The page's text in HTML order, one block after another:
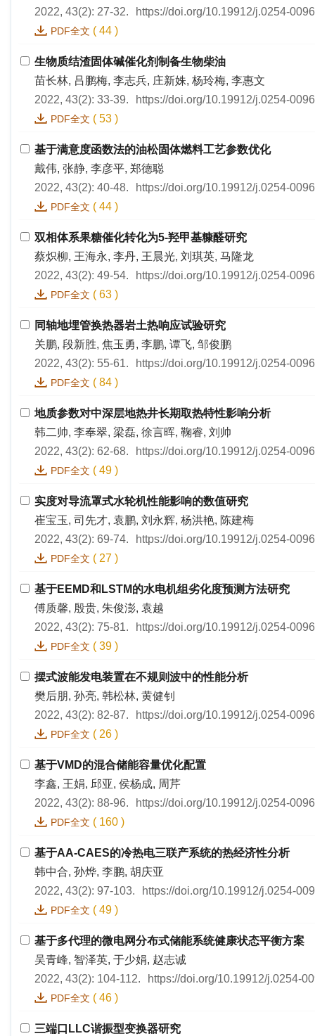
2022, 43(2): 27-32.
https://doi.org/10.19912/j.0254-
PDF全文 ( 44 )
生物质结渣固体碱催化剂制备生物柴油
苗长林, 吕鹏梅, 李志兵, 庄新姝, 杨玲梅, 李惠文
2022, 43(2): 33-39.
https://doi.org/10.19912/j.0254-
PDF全文 ( 53 )
基于满意度函数法的油松固体燃料工艺参数优化
戴伟, 张静, 李彦平, 郑德聪
2022, 43(2): 40-48.
https://doi.org/10.19912/j.0254-
PDF全文 ( 44 )
双相体系果糖催化转化为5-羟甲基糠醛研究
蔡炽柳, 王海永, 李丹, 王晨光, 刘琪英, 马隆龙
2022, 43(2): 49-54.
https://doi.org/10.19912/j.0254-
PDF全文 ( 63 )
同轴地埋管换热器岩土热响应试验研究
关鹏, 段新胜, 焦玉勇, 李鹏, 谭飞, 邹俊鹏
2022, 43(2): 55-61.
https://doi.org/10.19912/j.0254-
PDF全文 ( 84 )
地质参数对中深层地热井长期取热特性影响分析
韩二帅, 李奉翠, 梁磊, 徐言晖, 鞠睿, 刘帅
2022, 43(2): 62-68.
https://doi.org/10.19912/j.0254-
PDF全文 ( 49 )
实度对导流罩式水轮机性能影响的数值研究
崔宝玉, 司先才, 袁鹏, 刘永辉, 杨洪艳, 陈建梅
2022, 43(2): 69-74.
https://doi.org/10.19912/j.0254-
PDF全文 ( 27 )
基于EEMD和LSTM的水电机组劣化度预测方法研究
傅质馨, 殷贵, 朱俊澎, 袁越
2022, 43(2): 75-81.
https://doi.org/10.19912/j.0254-
PDF全文 ( 39 )
摆式波能发电装置在不规则波中的性能分析
樊后朋, 孙亮, 韩松林, 黄健钊
2022, 43(2): 82-87.
https://doi.org/10.19912/j.0254-
PDF全文 ( 26 )
基于VMD的混合储能容量优化配置
李鑫, 王娟, 邱亚, 侯杨成, 周芹
2022, 43(2): 88-96.
https://doi.org/10.19912/j.0254-
PDF全文 ( 160 )
基于AA-CAES的冷热电三联产系统的热经济性分析
韩中合, 孙烨, 李鹏, 胡庆亚
2022, 43(2): 97-103.
https://doi.org/10.19912/j.0254-
PDF全文 ( 49 )
基于多代理的微电网分布式储能系统健康状态平衡方案
吴青峰, 智泽英, 于少娟, 赵志诚
2022, 43(2): 104-112.
https://doi.org/10.19912/j.0254-
PDF全文 ( 46 )
三端口LLC谐振型变换器研究